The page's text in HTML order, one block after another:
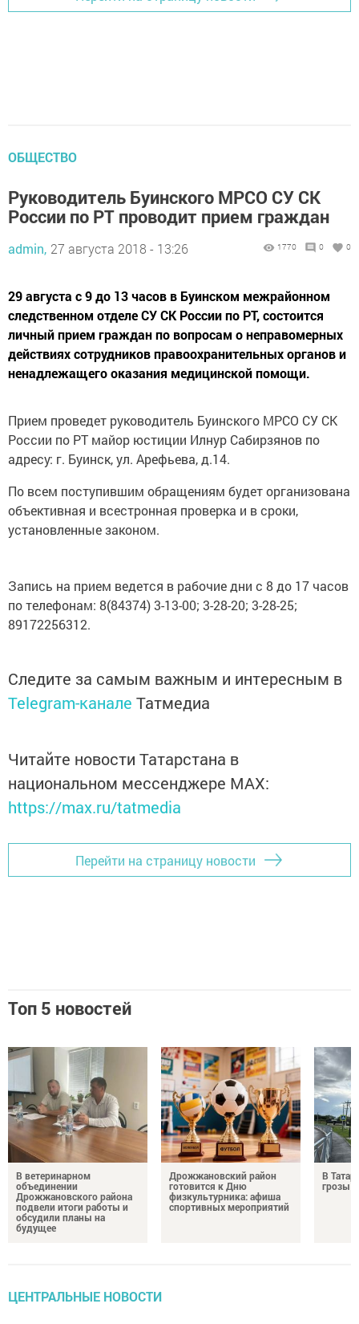
ОБЩЕСТВО
Руководитель Буинского МРСО СУ СК
России по РТ проводит прием граждан
admin, 27 августа 2018 - 13:26 1770 0 0
29 августа с 9 до 13 часов в Буинском межрайонном
следственном отделе СУ СК России по РТ, состоится
личный прием граждан по вопросам о неправомерных
действиях сотрудников правоохранительных органов и
ненадлежащего оказания медицинской помощи.
Прием проведет руководитель Буинского МРСО СУ СК
России по РТ майор юстиции Илнур Сабирзянов по
адресу: г. Буинск, ул. Арефьева, д.14.
По всем поступившим обращениям будет организована
объективная и всестронная проверка и в сроки,
установленные законом.
Запись на прием ведется в рабочие дни с 8 до 17 часов
по телефонам: 8(84374) 3-13-00; 3-28-20; 3-28-25;
89172256312.
Следите за самым важным и интересным в
Telegram-канале Татмедиа
Читайте новости Татарстана в
национальном мессенджере MАХ:
https://max.ru/tatmedia
Перейти на страницу новости
Топ 5 новостей
В ветеринарном
объединении
Дрожжановского района
подвели итоги работы и
обсудили планы на
будущее
Дрожжановский район
готовится к Дню
физкультурника: афиша
спортивных мероприятий
В
грозы
ЦЕНТРАЛЬНЫЕ НОВОСТИ